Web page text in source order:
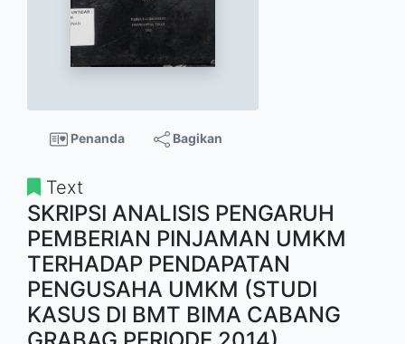
Penanda Bagikan
Text
SKRIPSI ANALISIS PENGARUH
PEMBERIAN PINJAMAN UMKM
TERHADAP PENDAPATAN
PENGUSAHA UMKM (STUDI
KASUS DI BMT BIMA CABANG